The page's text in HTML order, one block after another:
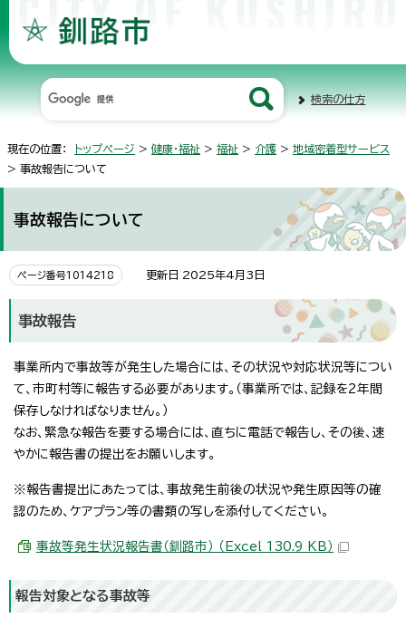
検索の仕方
現在の位置： トップページ > 健康・福祉 > 福祉 > 介護 > 地域密着型サービス
> 事故報告について
事故報告について
ページ番号1014218 更新日 2025年4月3日
事故報告
事業所内で事故等が発生した場合には、その状況や対応状況等につい
て、市町村等に報告する必要があります。（事業所では、記録を2年間
保存しなければなりません。）
なお、緊急な報告を要する場合には、直ちに電話で報告し、その後、速
やかに報告書の提出をお願いします。
※報告書提出にあたっては、事故発生前後の状況や発生原因等の確
認のため、ケアプラン等の書類の写しを添付してください。
事故等発生状況報告書（釧路市） （Excel 130.9 KB）
報告対象となる事故等